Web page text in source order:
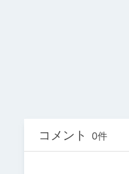
コメント 0件